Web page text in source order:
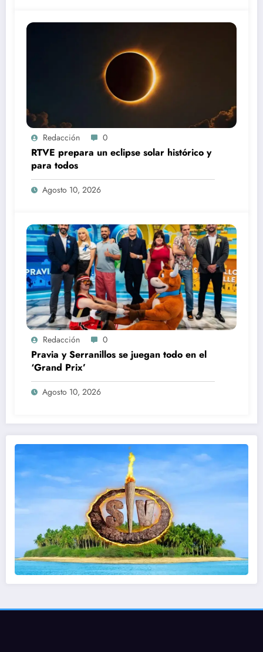
Redacción 0
RTVE prepara un eclipse solar histórico y
para todos
Agosto 10, 2026
Redacción 0
Pravia y Serranillos se juegan todo en el
‘Grand Prix’
Agosto 10, 2026